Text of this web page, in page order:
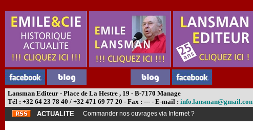
Lansman Editeur - Place de La Hestre , 19 - B-7170 Manage
Tél : +32 64 23 78 40 / +32 471 69 77 20 - Fax : --- - E-mail :
ACTUALITE Commander nos ouvrages via Internet ?